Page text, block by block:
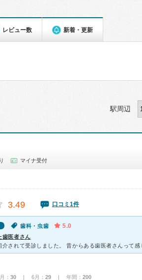
レビュー数 新着・更新
駅周辺
マイナ受付
3.49 口コミ1件
歯科・虫歯 5.0
歯医者さん
： 30 | 6月： 29 | 年間： 200